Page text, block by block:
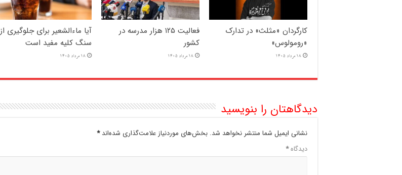
کارگردان «مثلث» در تدارک
«رومولوس»
18 مرداد 1405
فعالیت ۱۲۵ هزار مدرسه در
کشور
18 مرداد 1405
آیا ماءالشعیر برای جلوگیری از
سنگ کلیه مفید است
18 مرداد 1405
دیدگاهتان را بنویسید
نشانی ایمیل شما منتشر نخواهد شد. بخش‌های موردنیاز علامت‌گذاری شده‌اند*
دیدگاه*